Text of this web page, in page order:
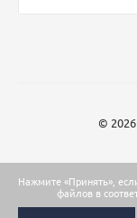
Нажмите «Принять»,
файлов в
©